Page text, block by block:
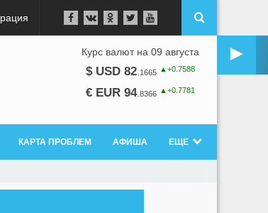
►
Курс валют на 09 августа
$ USD 82 1665 ▲+0.7588
€ EUR 94. 8366 ▲+0.7781
КАРТА ПРОБЛЕМ АФИША ЕЩЕ